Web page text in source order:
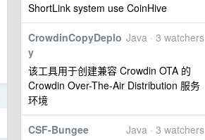
ShortLink system use CoinHive
Java · 3 watchers
CrowdinCopyDeplo
y
该工具用于创建兼容 Crowdin OTA 的
Crowdin Over-The-Air Distribution 服务
环境
Java · 3 watchers
CSF-Bungee